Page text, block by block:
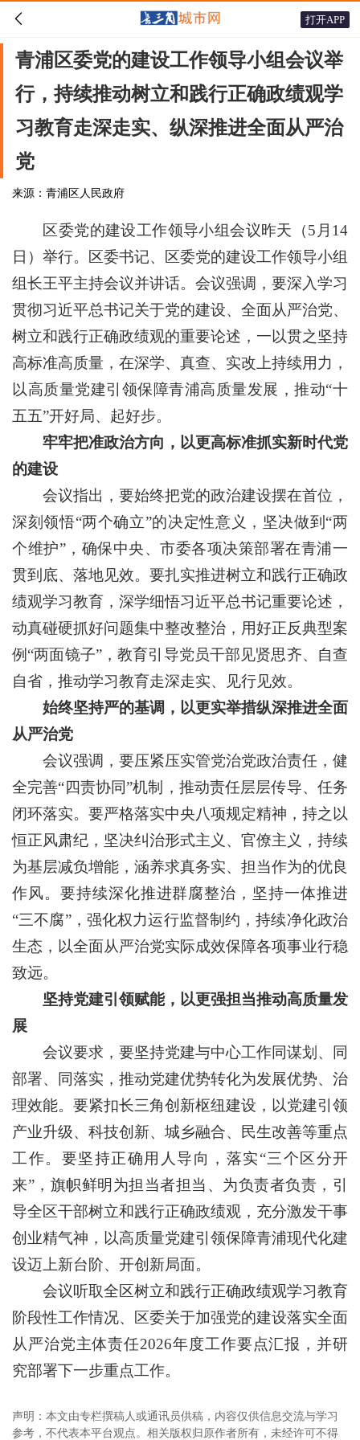
 打开APP
青浦区委党的建设工作领导小组会议举
行，持续推动树立和践行正确政绩观学
习教育走深走实、纵深推进全面从严治
党
来源：青浦区人民政府
区委党的建设工作领导小组会议昨天（5月14
日）举行。区委书记、区委党的建设工作领导小组
组长王平主持会议并讲话。会议强调，要深入学习
贯彻习近平总书记关于党的建设、全面从严治党、
树立和践行正确政绩观的重要论述，一以贯之坚持
高标准高质量，在深学、真查、实改上持续用力，
以高质量党建引领保障青浦高质量发展，推动“十
五五”开好局、起好步。
牢牢把准政治方向，以更高标准抓实新时代党
的建设
会议指出，要始终把党的政治建设摆在首位，
深刻领悟“两个确立”的决定性意义，坚决做到“两
个维护”，确保中央、市委各项决策部署在青浦一
贯到底、落地见效。要扎实推进树立和践行正确政
绩观学习教育，深学细悟习近平总书记重要论述，
动真碰硬抓好问题集中整改整治，用好正反典型案
例“两面镜子”，教育引导党员干部见贤思齐、自查
自省，推动学习教育走深走实、见行见效。
始终坚持严的基调，以更实举措纵深推进全面
从严治党
会议强调，要压紧压实管党治党政治责任，健
全完善“四责协同”机制，推动责任层层传导、任务
闭环落实。要严格落实中央八项规定精神，持之以
恒正风肃纪，坚决纠治形式主义、官僚主义，持续
为基层减负增能，涵养求真务实、担当作为的优良
作风。要持续深化推进群腐整治，坚持一体推进
“三不腐”，强化权力运行监督制约，持续净化政治
生态，以全面从严治党实际成效保障各项事业行稳
致远。
坚持党建引领赋能，以更强担当推动高质量发
展
会议要求，要坚持党建与中心工作同谋划、同
部署、同落实，推动党建优势转化为发展优势、治
理效能。要紧扣长三角创新枢纽建设，以党建引领
产业升级、科技创新、城乡融合、民生改善等重点
工作。要坚持正确用人导向，落实“三个区分开
来”，旗帜鲜明为担当者担当、为负责者负责，引
导全区干部树立和践行正确政绩观，充分激发干事
创业精气神，以高质量党建引领保障青浦现代化建
设迈上新台阶、开创新局面。
会议听取全区树立和践行正确政绩观学习教育
阶段性工作情况、区委关于加强党的建设落实全面
从严治党主体责任2026年度工作要点汇报，并研
究部署下一步重点工作。
声明：本文由专栏撰稿人或通讯员供稿，内容仅供信息交流与学习
参考，不代表本平台观点。相关版权归原作者所有，未经许可不得